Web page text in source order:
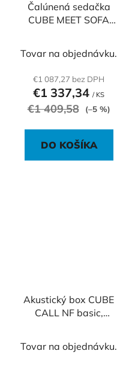
Čalúnená sedačka
CUBE MEET SOFA
Tovar na objednávku.
€1 087,27 bez DPH
€1 337,34 / KS
€1 409,58 (–5 %)
DO KOŠÍKA
Akustický box CUBE
CALL NF basic,
Tovar na objednávku.